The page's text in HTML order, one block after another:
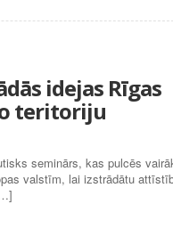
idejas Rīgas
teritoriju
seminārs, kas pulcēs
valstīm, lai izstrādātu